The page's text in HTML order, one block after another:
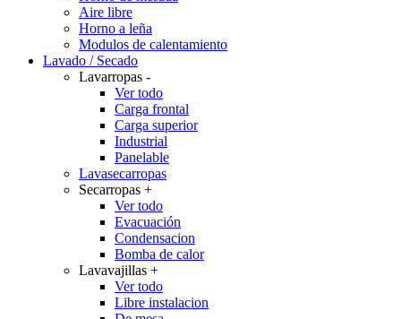
Aire libre
Horno a leña
Modulos de calentamiento
Lavado / Secado
Lavarropas -
Ver todo
Carga frontal
Carga superior
Industrial
Panelable
Lavasecarropas
Secarropas +
Ver todo
Evacuación
Condensacion
Bomba de calor
Lavavajillas +
Ver todo
Libre instalacion